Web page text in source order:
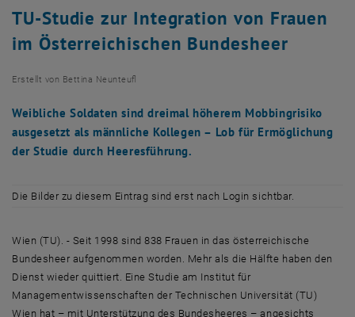
Übersicht
TU-Studie zur Integration von Frauen
im Österreichischen Bundesheer
Erstellt von Bettina Neunteufl
Weibliche Soldaten sind dreimal höherem Mobbingrisiko
ausgesetzt als männliche Kollegen – Lob für Ermöglichung
der Studie durch Heeresführung.
Die Bilder zu diesem Eintrag sind erst nach Login sichtbar.
Wien (TU). - Seit 1998 sind 838 Frauen in das österreichische
Bundesheer aufgenommen worden. Mehr als die Hälfte haben den
Dienst wieder quittiert. Eine Studie am Institut für
Managementwissenschaften der Technischen Universität (TU)
Wien hat – mit Unterstützung des Bundesheeres – angesichts